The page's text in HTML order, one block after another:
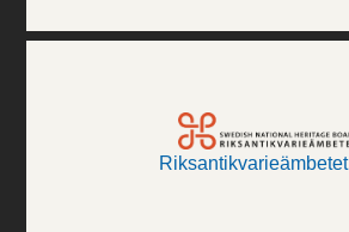
Riksantikvarieämbetet